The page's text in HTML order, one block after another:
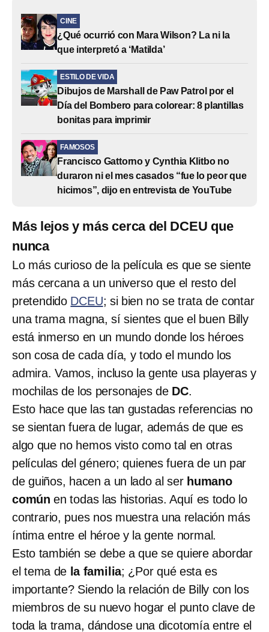
CINE
¿Qué ocurrió con Mara Wilson? La ni la
que interpretó a ‘Matilda’
ESTILO DE VIDA
Dibujos de Marshall de Paw Patrol por el
Día del Bombero para colorear: 8 plantillas
bonitas para imprimir
FAMOSOS
Francisco Gattorno y Cynthia Klitbo no
duraron ni el mes casados “fue lo peor que
hicimos”, dijo en entrevista de YouTube
Más lejos y más cerca del DCEU que
nunca
Lo más curioso de la película es que se siente
más cercana a un universo que el resto del
pretendido DCEU; si bien no se trata de contar
una trama magna, sí sientes que el buen Billy
está inmerso en un mundo donde los héroes
son cosa de cada día, y todo el mundo los
admira. Vamos, incluso la gente usa playeras y
mochilas de los personajes de DC.
Esto hace que las tan gustadas referencias no
se sientan fuera de lugar, además de que es
algo que no hemos visto como tal en otras
películas del género; quienes fuera de un par
de guiños, hacen a un lado al serhumano
común en todas las historias. Aquí es todo lo
contrario, pues nos muestra una relación más
íntima entre el héroe y la gente normal.
Esto también se debe a que se quiere abordar
el tema de la familia; ¿Por qué esta es
importante? Siendo la relación de Billy con los
miembros de su nuevo hogar el punto clave de
toda la trama, dándose una dicotomía entre el